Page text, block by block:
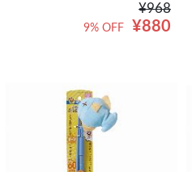
¥968
¥880
9% OFF